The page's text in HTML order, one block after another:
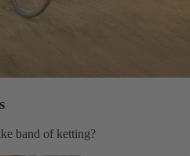
band of ketting?